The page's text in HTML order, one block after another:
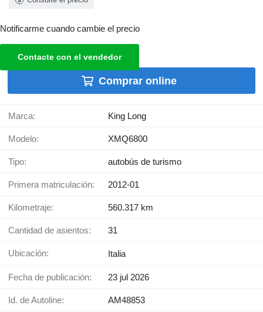
Notificarme cuando cambie el precio
Contacte con el vendedor
Comprar online
Marca: King Long
Modelo: XMQ6800
Tipo: autobús de turismo
Primera matriculación: 2012-01
Kilometraje: 560.317 km
Cantidad de asientos: 31
Ubicación: Italia
Fecha de publicación: 23 jul 2026
Id. de Autoline: AM48853